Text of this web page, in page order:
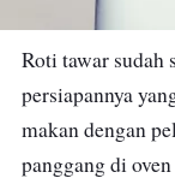
Roti tawar sudah
persiapannya
makan dengan
panggang di